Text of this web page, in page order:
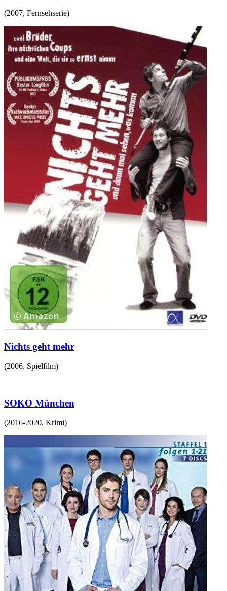
(2007, Fernsehserie)
Nichts geht mehr
(2006, Spielfilm)
SOKO München
(2016-2020, Krimi)